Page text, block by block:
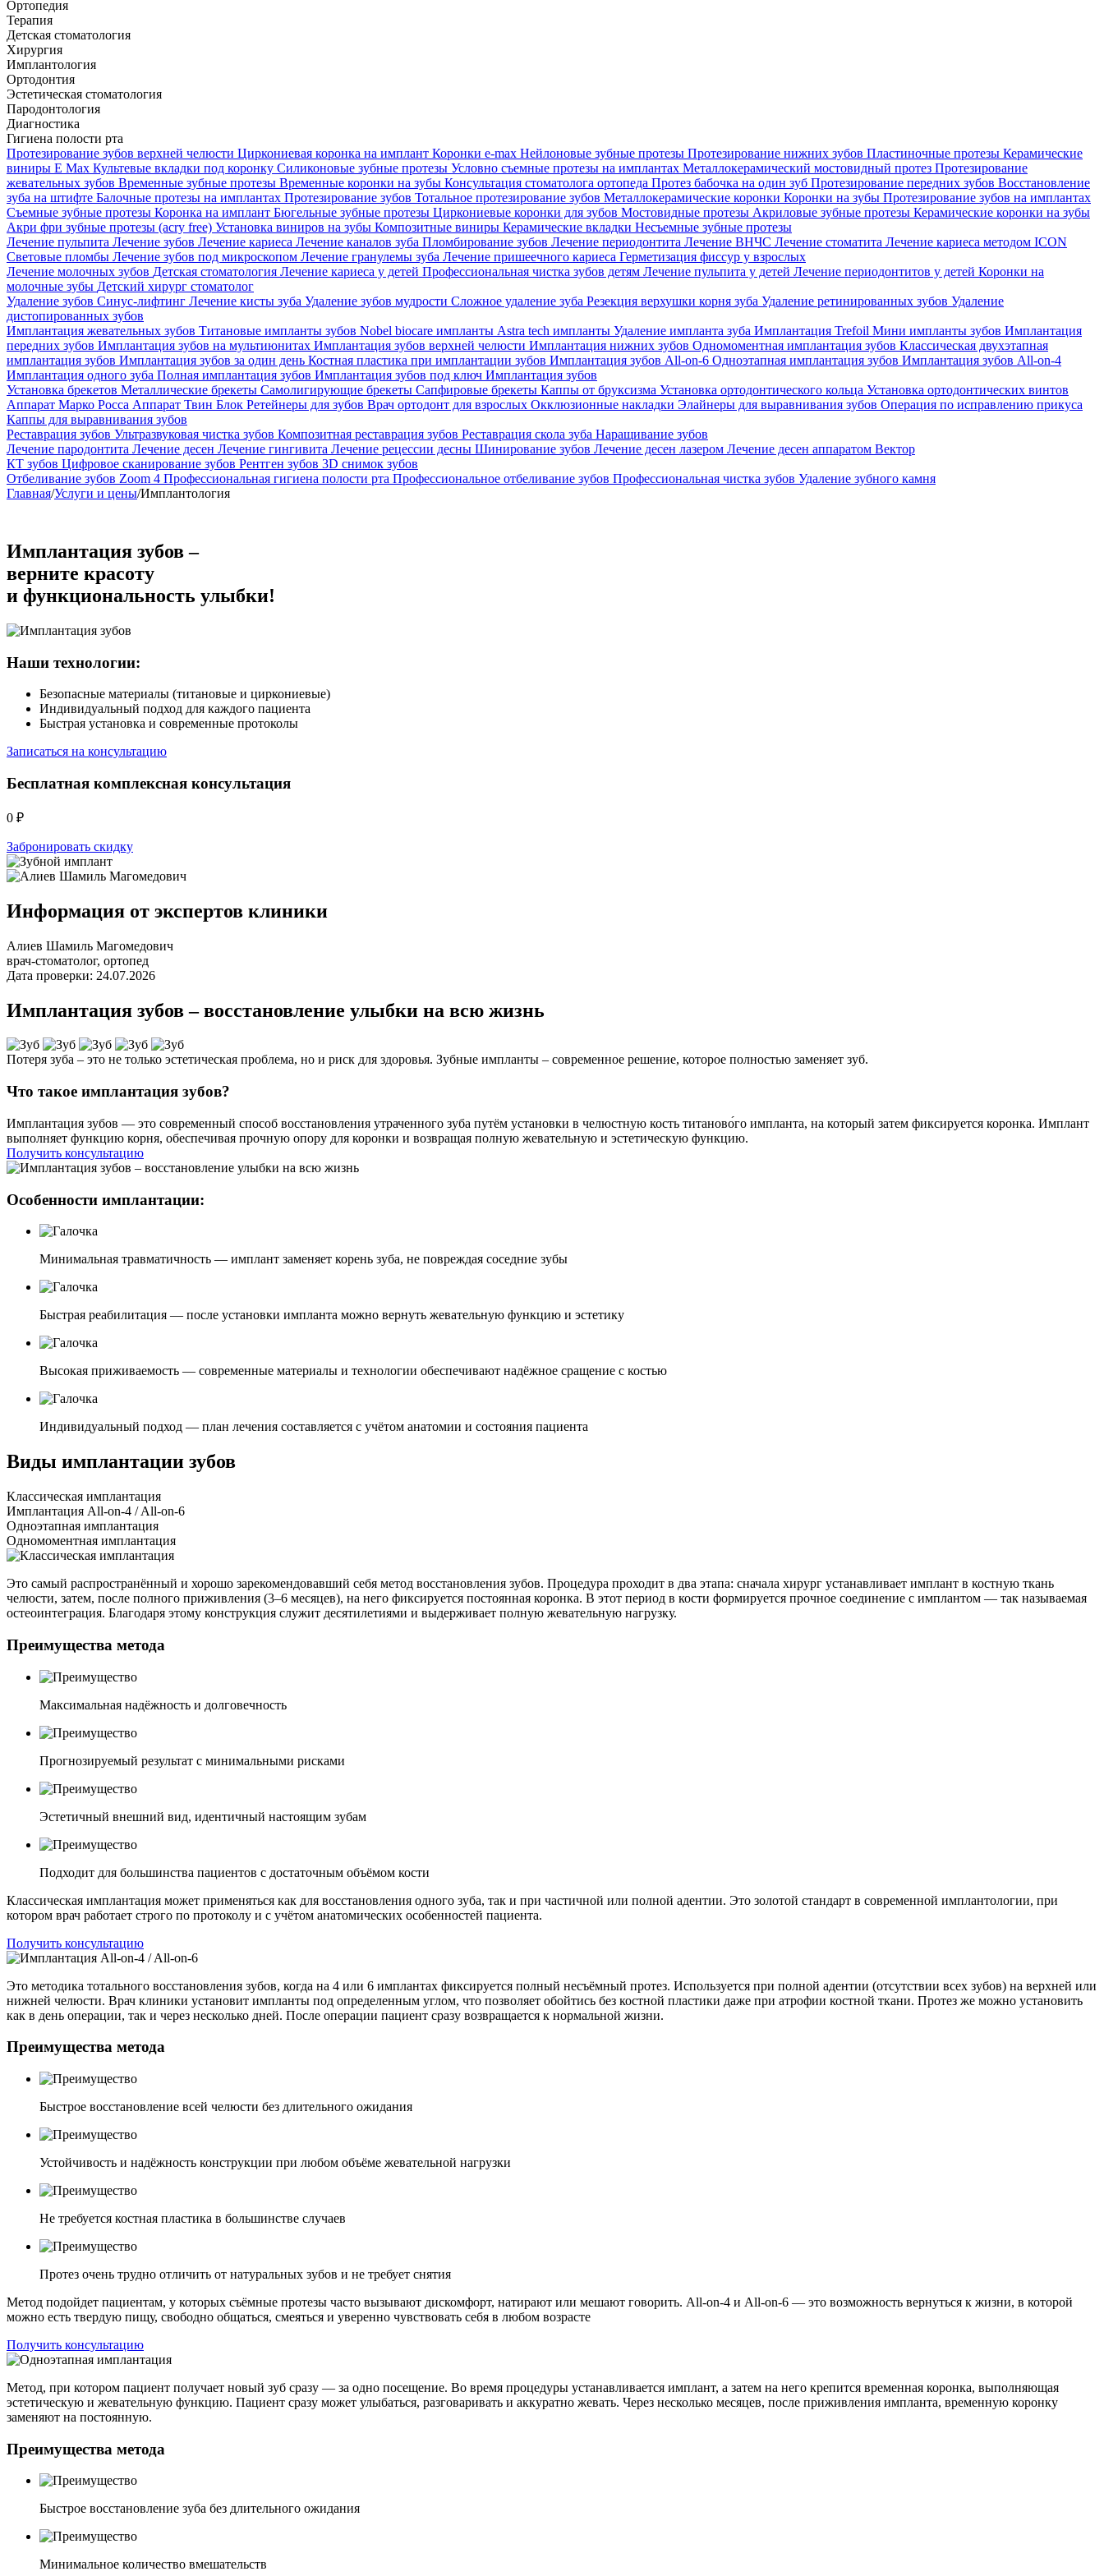
Ортопедия
Терапия
Детская стоматология
Хирургия
Имплантология
Ортодонтия
Эстетическая стоматология
Пародонтология
Диагностика
Гигиена полости рта
Протезирование зубов верхней челюсти Циркониевая коронка на имплант Коронки e-max Нейлоновые зубные протезы Протезирование нижних зубов Пластиночные протезы Керамические
виниры E Max Культевые вкладки под коронку Силиконовые зубные протезы Условно съемные протезы на имплантах Металлокерамический мостовидный протез Протезирование
жевательных зубов Временные зубные протезы Временные коронки на зубы Консультация стоматолога ортопеда Протез бабочка на один зуб Протезирование передних зубов Восстановление
зуба на штифте Балочные протезы на имплантах Протезирование зубов Тотальное протезирование зубов Металлокерамические коронки Коронки на зубы Протезирование зубов на имплантах
Съемные зубные протезы Коронка на имплант Бюгельные зубные протезы Циркониевые коронки для зубов Мостовидные протезы Акриловые зубные протезы Керамические коронки на зубы
Акри фри зубные протезы (acry free) Установка виниров на зубы Композитные виниры Керамические вкладки Несъемные зубные протезы
Лечение пульпита Лечение зубов Лечение кариеса Лечение каналов зуба Пломбирование зубов Лечение периодонтита Лечение ВНЧС Лечение стоматита Лечение кариеса методом ICON
Световые пломбы Лечение зубов под микроскопом Лечение гранулемы зуба Лечение пришеечного кариеса Герметизация фиссур у взрослых
Лечение молочных зубов Детская стоматология Лечение кариеса у детей Профессиональная чистка зубов детям Лечение пульпита у детей Лечение периодонтитов у детей Коронки на
молочные зубы Детский хирург стоматолог
Удаление зубов Синус-лифтинг Лечение кисты зуба Удаление зубов мудрости Сложное удаление зуба Резекция верхушки корня зуба Удаление ретинированных зубов Удаление
дистопированных зубов
Имплантация жевательных зубов Титановые импланты зубов Nobel biocare импланты Astra tech импланты Удаление импланта зуба Имплантация Trefoil Мини импланты зубов Имплантация
передних зубов Имплантация зубов на мультиюнитах Имплантация зубов верхней челюсти Имплантация нижних зубов Одномоментная имплантация зубов Классическая двухэтапная
имплантация зубов Имплантация зубов за один день Костная пластика при имплантации зубов Имплантация зубов All-on-6 Одноэтапная имплантация зубов Имплантация зубов All-on-4
Имплантация одного зуба Полная имплантация зубов Имплантация зубов под ключ Имплантация зубов
Установка брекетов Металлические брекеты Самолигирующие брекеты Сапфировые брекеты Каппы от бруксизма Установка ортодонтического кольца Установка ортодонтических винтов
Аппарат Марко Росса Аппарат Твин Блок Ретейнеры для зубов Врач ортодонт для взрослых Окклюзионные накладки Элайнеры для выравнивания зубов Операция по исправлению прикуса
Каппы для выравнивания зубов
Реставрация зубов Ультразвуковая чистка зубов Композитная реставрация зубов Реставрация скола зуба Наращивание зубов
Лечение пародонтита Лечение десен Лечение гингивита Лечение рецессии десны Шинирование зубов Лечение десен лазером Лечение десен аппаратом Вектор
КТ зубов Цифровое сканирование зубов Рентген зубов 3D снимок зубов
Отбеливание зубов Zoom 4 Профессиональная гигиена полости рта Профессиональное отбеливание зубов Профессиональная чистка зубов Удаление зубного камня
Главная/Услуги и цены/Имплантология
Имплантация зубов–
верните красоту
и функциональность улыбки!
Наши технологии:
Безопасные материалы (титановые и циркониевые)
Индивидуальный подход для каждого пациента
Быстрая установка и современные протоколы
Записаться на консультацию
Бесплатная комплексная консультация
0 ₽
Забронировать скидку
Информация от экспертов клиники
Алиев Шамиль Магомедович
врач-стоматолог, ортопед
Дата проверки: 24.07.2026
Имплантация зубов – восстановление улыбки на всю жизнь
Потеря зуба – это не только эстетическая проблема, но и риск для здоровья. Зубные импланты – современное решение, которое полностью заменяет зуб.
Что такое имплантация зубов?
Имплантация зубов — это современный способ восстановления утраченного зуба путём установки в челюстную кость титаново́го импланта, на который затем фиксируется коронка. Имплант
выполняет функцию корня, обеспечивая прочную опору для коронки и возвращая полную жевательную и эстетическую функцию.
Получить консультацию
Особенности имплантации:
Минимальная травматичность — имплант заменяет корень зуба, не повреждая соседние зубы
Быстрая реабилитация — после установки импланта можно вернуть жевательную функцию и эстетику
Высокая приживаемость — современные материалы и технологии обеспечивают надёжное сращение с костью
Индивидуальный подход — план лечения составляется с учётом анатомии и состояния пациента
Виды имплантации зубов
Классическая имплантация
Имплантация All-on-4 / All-on-6
Одноэтапная имплантация
Одномоментная имплантация
Это самый распространённый и хорошо зарекомендовавший себя метод восстановления зубов. Процедура проходит в два этапа: сначала хирург устанавливает имплант в костную ткань
челюсти, затем, после полного приживления (3–6 месяцев), на него фиксируется постоянная коронка. В этот период в кости формируется прочное соединение с имплантом — так называемая
остеоинтеграция. Благодаря этому конструкция служит десятилетиями и выдерживает полную жевательную нагрузку.
Преимущества метода
Максимальная надёжность и долговечность
Прогнозируемый результат с минимальными рисками
Эстетичный внешний вид, идентичный настоящим зубам
Подходит для большинства пациентов с достаточным объёмом кости
Классическая имплантация может применяться как для восстановления одного зуба, так и при частичной или полной адентии. Это золотой стандарт в современной имплантологии, при
котором врач работает строго по протоколу и с учётом анатомических особенностей пациента.
Получить консультацию
Это методика тотального восстановления зубов, когда на 4 или 6 имплантах фиксируется полный несъёмный протез. Используется при полной адентии (отсутствии всех зубов) на верхней или
нижней челюсти. Врач клиники установит импланты под определенным углом, что позволяет обойтись без костной пластики даже при атрофии костной ткани. Протез же можно установить
как в день операции, так и через несколько дней. После операции пациент сразу возвращается к нормальной жизни.
Преимущества метода
Быстрое восстановление всей челюсти без длительного ожидания
Устойчивость и надёжность конструкции при любом объёме жевательной нагрузки
Не требуется костная пластика в большинстве случаев
Протез очень трудно отличить от натуральных зубов и не требует снятия
Метод подойдет пациентам, у которых съёмные протезы часто вызывают дискомфорт, натирают или мешают говорить. All-on-4 и All-on-6 — это возможность вернуться к жизни, в которой
можно есть твердую пищу, свободно общаться, смеяться и уверенно чувствовать себя в любом возрасте
Получить консультацию
Метод, при котором пациент получает новый зуб сразу — за одно посещение. Во время процедуры устанавливается имплант, а затем на него крепится временная коронка, выполняющая
эстетическую и жевательную функцию. Пациент сразу может улыбаться, разговаривать и аккуратно жевать. Через несколько месяцев, после приживления импланта, временную коронку
заменяют на постоянную.
Преимущества метода
Быстрое восстановление зуба без длительного ожидания
Минимальное количество вмешательств